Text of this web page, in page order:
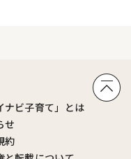
ナビ子育て」とは
せ
約